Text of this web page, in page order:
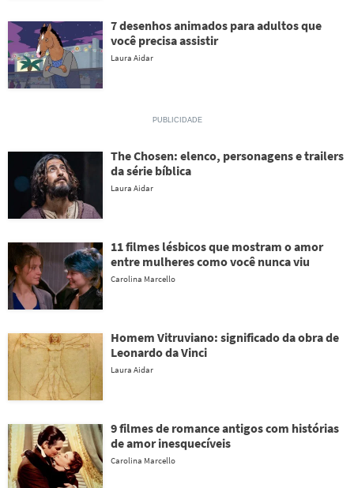
7 desenhos animados para adultos que
você precisa assistir
Laura Aidar
The Chosen: elenco, personagens e trailers
da série bíblica
Laura Aidar
11 filmes lésbicos que mostram o amor
entre mulheres como você nunca viu
Carolina Marcello
Homem Vitruviano: significado da obra de
Leonardo da Vinci
Laura Aidar
9 filmes de romance antigos com histórias
de amor inesquecíveis
Carolina Marcello